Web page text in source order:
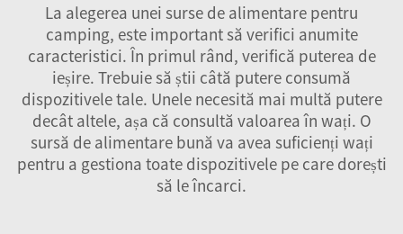
La alegerea unei surse de alimentare pentru
camping, este important să verifici anumite
caracteristici. În primul rând, verifică puterea de
ieșire. Trebuie să știi câtă putere consumă
dispozitivele tale. Unele necesită mai multă putere
decât altele, așa că consultă valoarea în wați. O
sursă de alimentare bună va avea suficienți wați
pentru a gestiona toate dispozitivele pe care dorești
să le încarci.